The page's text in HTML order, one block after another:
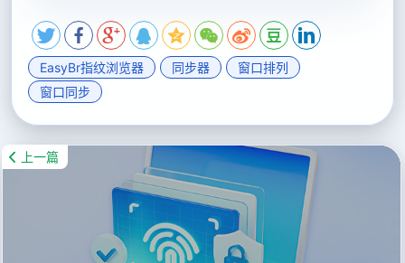
EasyBr指纹浏览器 同步器
窗口排列
窗口同步
上一篇